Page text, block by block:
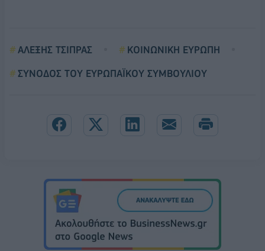
ΑΛΕΞΗΣ ΤΣΙΠΡΑΣ
ΚΟΙΝΩΝΙΚΗ ΕΥΡΩΠΗ
ΣΥΝΟΔΟΣ ΤΟΥ ΕΥΡΩΠΑΪΚΟΥ ΣΥΜΒΟΥΛΙΟΥ